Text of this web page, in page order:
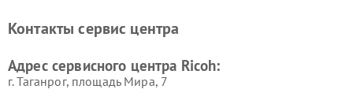
Контакты сервис центра
Адрес сервисного центра Ricoh:
г. Таганрог, площадь Мира, 7